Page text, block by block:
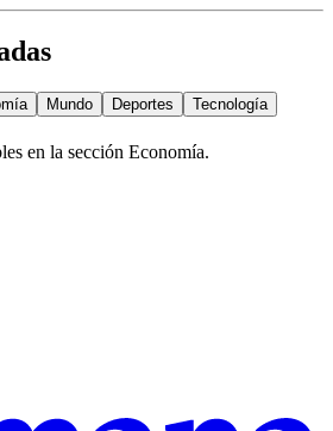
Mundo Deportes
Tecnología
en la sección Economía.